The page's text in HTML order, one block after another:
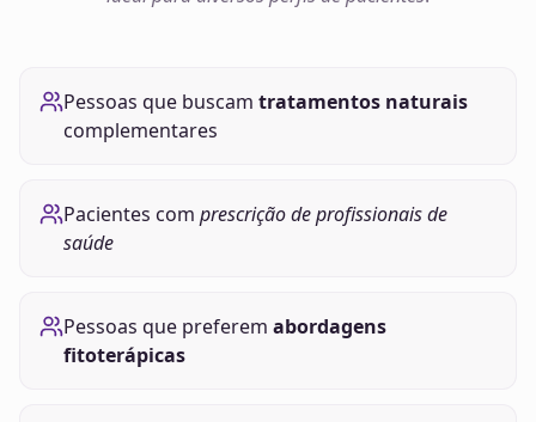
Pessoas que buscam tratamentos naturais
complementares
Pacientes com prescrição de profissionais de
saúde
Pessoas que preferem abordagens
fitoterápicas